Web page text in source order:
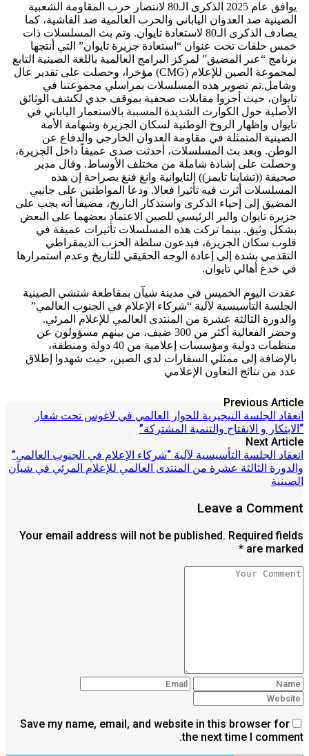
يوافق عام 2025 الذكرى الـ80 لانتصار حرب المقاومة الشعبية
الصينية ضد العدوان الياباني والحرب العالمية ضد الفاشية، كما
يصادف الذكرى الـ80 لاستعادة تايوان. وتم بث المسلسلات ذات
خمس حلقات تحت عنوان “استعادة جزيرة تايوان” التي أنتجها
برنامج “عبر المضيق” لمركز البرامج العالمية باللغة الصينية التابع
لمجموعة الصين للإعلام (CMG) مؤخرا، وحصلت على تقدير عال
وشامل.تم تصوير هذه المسلسلات بمراسلي مجموعتنا في
تايوان، حيث أجروا مقابلات صحفية بموقف جدي لكشف الوثائق
الأصلية حول الكوارث الشديدة المسببة بالاستعمار الياباني في
تايوان وإظهار الروح الوطنية لسكان الجزيرة وشهامة الأمة
الصينية المتمثلة في مقاومة العدوان الخارجي والدفاع عن
الوطن. وبعد بث المسلسلات، أحدثت صدى عميقاً داخل الجزيرة،
وحصلت على إشادة شاملة من مختلف الأوساط. وقال مدير
صحيفة ((تشاينا تايمز)) التايوانية وانغ فنغ بصراحة إن هذه
المسلسلات أثرت فيه تأثيرا فعالا. ودعا المواطنين على جانبي
المضيق إلى إحياء الذكرى واستذكار التاريخ، مضيفا أنه يجب على
جزيرة تايوان والبر الرئيسي للصين الاعتماد بعضهما على البعض
بشكل وثيق. بينما تركت هذه المسلسلات تأثيرات عميقة في
قلوب سكان الجزيرة، فيدعون سلطة الحزب الديمقراطي
التقدمي بشدة إلى إعادة الوجه الحقيقي للتاريخ وعدم استمرارها
في خدع أهالي تايوان.
عقدت اليوم الخميس في مدينة شيآن بمقاطعة شنشي الصينية
الجلسة التأسيسية لآلية “شركاء الإعلام في الجنوب العالمي”
والدورة الثالثة عشرة من المنتدى العالمي للإعلام المرئي.
وحضر الفعالية أكثر من 300 ضيف، من بينهم مسؤولون عن
منظمات دولية ومؤسسات إعلامية من 40 دولة ومنطقة،
بالإضافة إلى ممثلي السفارات لدى الصين، حيث شهدوا إطلاق
عدد من نتائج التعاون الإعلامي
Previous Article
انعقاد الجلسة النيجيرية للحوار العالمي في لاغوس تحت شعار
“الابتكار و الانفتاح والتنمية المشتركة”
Next Article
انعقاد الجلسة التأسيسية لآلية “شركاء الإعلام في الجنوب العالمي”
والدورة الثالثة عشرة من المنتدى العالمي للإعلام المرئي في شيآن
الصينية
Leave a Comment
Your email address will not be published. Required fields
are marked *
Save my name, email, and website in this browser for
the next time I comment.